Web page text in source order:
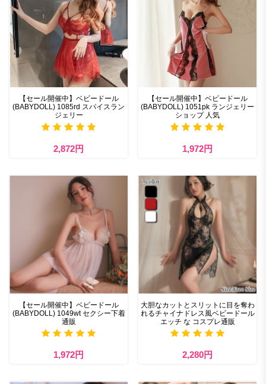
【セール開催中】ベビードール
(BABYDOLL) 1085rd スパイスラン
ジェリー
2,872円
【セール開催中】ベビードール
(BABYDOLL) 1051pk ランジェリー
ショップ 人気
1,972円
【セール開催中】ベビードール
(BABYDOLL) 1049wt セクシー下着
通販
1,972円
大胆なカットとスリットに目を奪わ
れるチャイナドレス風ベビードール
エッチ な コスプレ通販
2,280円